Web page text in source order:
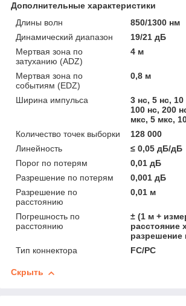
Дополнительные характеристики
Длины волн
850/1300 нм
Динамический диапазон
19/21 дБ
Мертвая зона по
затуханию (ADZ)
4 м
Мертвая зона по
событиям (EDZ)
0,8 м
Ширина импульса
3 нс, 5 нс,
100 нс, 200
мкс, 5 мкс,
Количество точек выборки
128 000
Линейность
≤ 0,05 дБ/дБ
Порог по потерям
0,01 дБ
Разрешение по потерям
0,001 дБ
Разрешение по
расстоянию
0,01 м
Погрешность по
расстоянию
± (1 м +
расстояние
разрешение
Тип коннектора
FC/PC
Скрыть